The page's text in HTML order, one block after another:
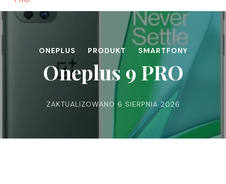
ONEPLUS PRODUKT SMARTFONY
Oneplus 9 PRO
ZAKTUALIZOWANO 6 SIERPNIA 2026